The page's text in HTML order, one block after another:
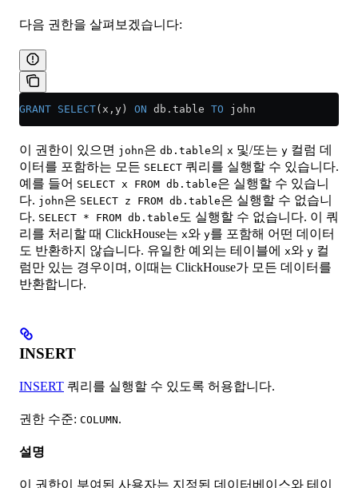
다음 권한을 살펴보겠습니다:
GRANT SELECT(x,y) ON db . table TO john
이 권한이 있으면 john은 db.table의 x 및/또는 y 컬럼 데
이터를 포함하는 모든 SELECT 쿼리를 실행할 수 있습니다.
예를 들어 SELECT x FROM db.table은 실행할 수 있습니
다. john은 SELECT z FROM db.table은 실행할 수 없습니
다. SELECT * FROM db.table 도 실행할 수 없습니다. 이 쿼
리를 처리할 때 ClickHouse는 x와 y를 포함해 어떤 데이터
도 반환하지 않습니다. 유일한 예외는 테이블에 x와 y 컬
럼만 있는 경우이며, 이때는 ClickHouse가 모든 데이터를
반환합니다.
INSERT
INSERT 쿼리를 실행할 수 있도록 허용합니다.
권한 수준: COLUMN.
설명
이 권한이 부여된 사용자는 지정된 데이터베이스와 테이